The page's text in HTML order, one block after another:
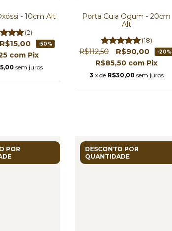
- 10cm Alt
(2)
R$15,00 -50%
com Pix
sem juros
Porta Guia Ogum - 20cm
Alt
(18)
R$112,50 R$90,00 -20%
R$85,50 com Pix
3 x de R$30,00 sem juros
POR
DESCONTO POR
QUANTIDADE